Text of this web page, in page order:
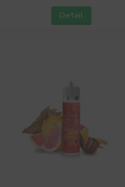
Detail